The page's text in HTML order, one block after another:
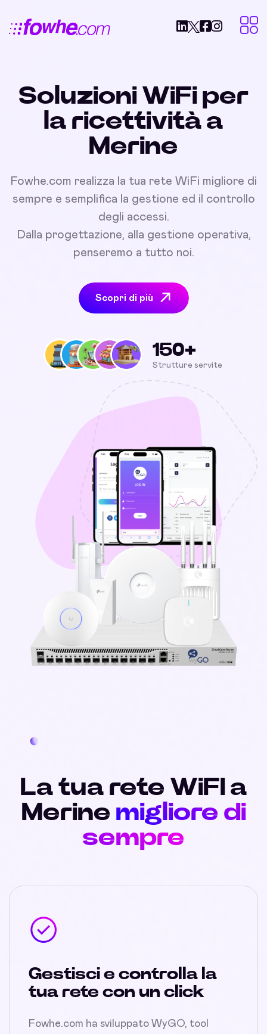
Soluzioni WiFi per
la ricettività a
Merine
Fowhe.com realizza la tua rete WiFi migliore di
sempre e semplifica la gestione ed il controllo
degli accessi.
Dalla progettazione, alla gestione operativa,
penseremo a tutto noi.
Scopri di più
150+
Strutture servite
La tua rete WiFI a
Merine migliore di
sempre
Gestisci e controlla la
tua rete con un click
Fowhe.com ha sviluppato WyGO, tool